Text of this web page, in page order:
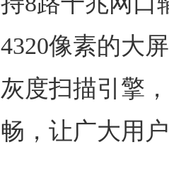
4320像素的大
灰度扫描引擎
畅，让广大用